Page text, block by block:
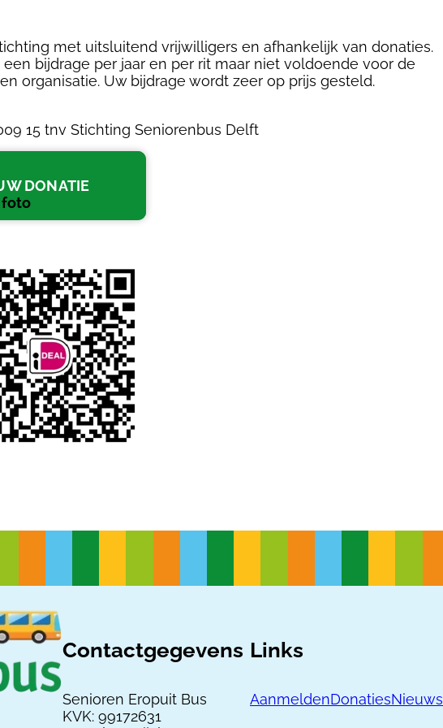
met uitsluitend vrijwilligers en afhankelijk van donaties.
bijdrage per jaar en per rit maar niet voldoende voor de
organisatie. Uw bijdrage wordt zeer op prijs gesteld.
15 tnv Stichting Seniorenbus Delft
DONATIE
foto
Contactgegevens
Senioren Eropuit Bus
KVK: 99172631
Links
AanmeldenDonatiesNieuws